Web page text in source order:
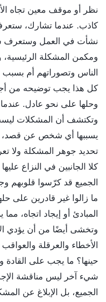
نظر أو موقف معين تجاه
كاذب. عندما تشارك،
نشأت في العمل وستعرف
ومكمن المشكلة
الناس وتصوراتهم أم بسبب
كل هذا يجب توضيحه من
وحلها على نحو عادل.
وتكتشف أن المشكلات
يسببها أي شخص عن قصد،
تحديد جوهر المشكلة ولا
كلا الجانبين في النزاع
الجميع قد كرّسوا قلوبهم
ما زالوا غير قادرين على
المبادئ أو إيجاد اتجاه،
وتخشى أيضًا من أن يؤدي
الأخطاء والعرقلة
حينها؟ ما يجب على القادة
شيء آخر ليس مناقشة
الجميع، بل الإبلاغ عن